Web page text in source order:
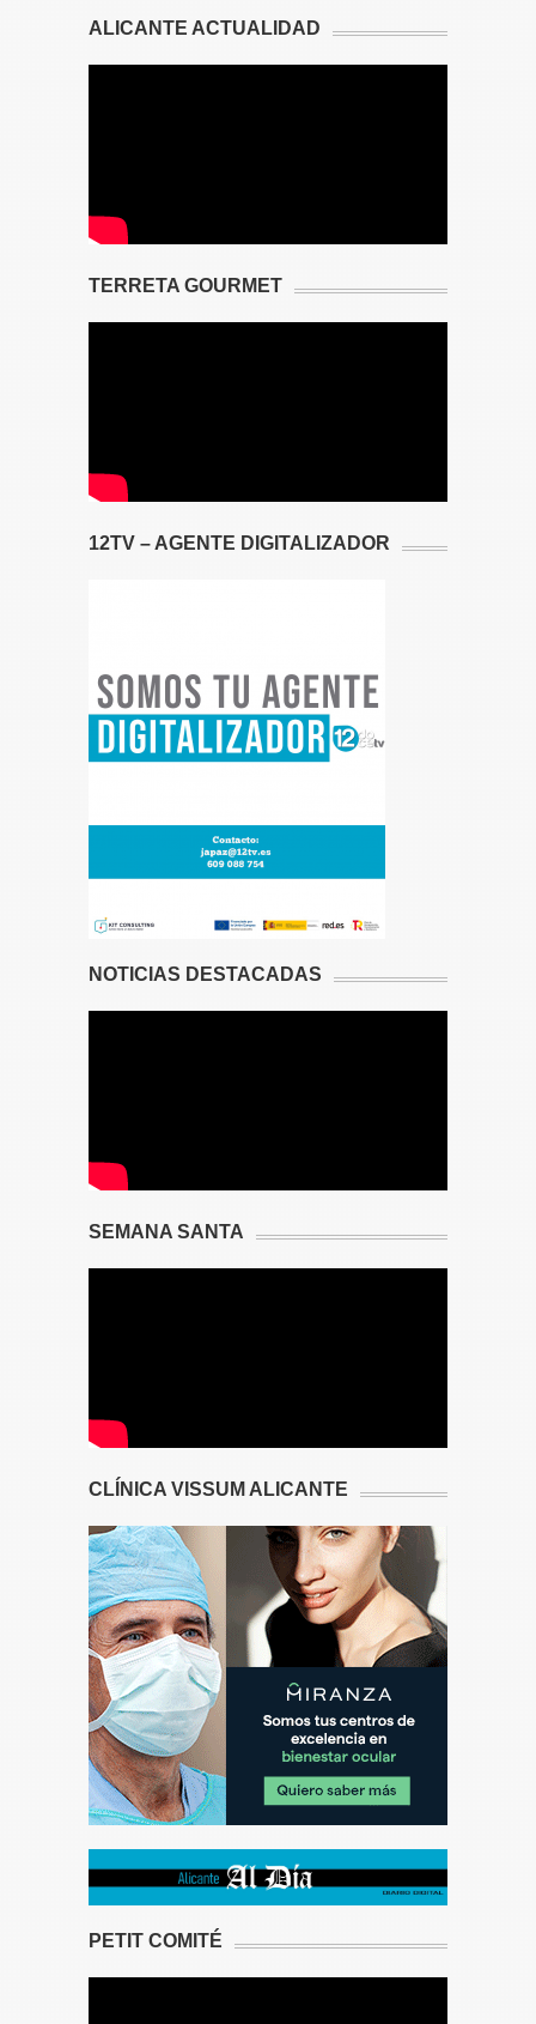
ALICANTE ACTUALIDAD
TERRETA GOURMET
12TV – AGENTE DIGITALIZADOR
NOTICIAS DESTACADAS
SEMANA SANTA
CLÍNICA VISSUM ALICANTE
PETIT COMITÉ